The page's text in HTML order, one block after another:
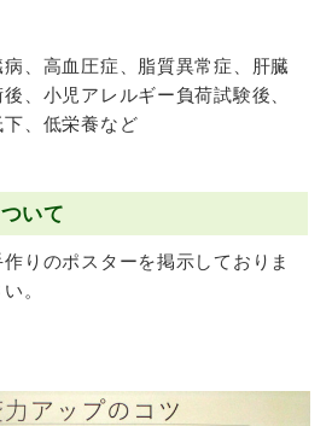
、高血圧症、脂質異常症、肝臓
、小児アレルギー負荷試験後、
、低栄養など
いて
りのポスターを掲示しておりま
。